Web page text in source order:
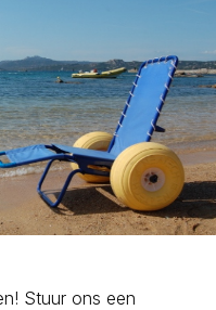
Stuur ons een